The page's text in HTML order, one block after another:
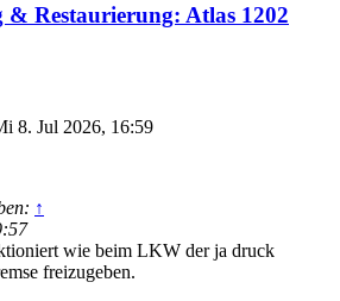
& Restaurierung: Atlas 1202
8. Jul 2026, 16:59
↑
wie beim LKW der ja druck
freizugeben.